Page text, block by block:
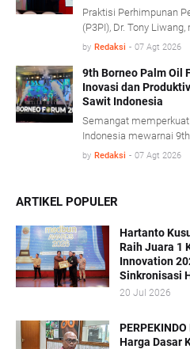
Praktisi Perhimpunan
(P3PI), Dr. Tony
pemanfaatan teknologi
(circular energy).
by Redaksi - 07 Agt 2026
9th Borneo Palm Oil
Inovasi dan
Sawit Indonesia
Semangat
Indonesia mewarnai
yang mengusung tema
Hall Balikpapan, Kamis
by Redaksi - 07 Agt 2026
ARTIKEL POPULER
Hartanto
Raih Juara 1
Innovation
Sinkronisasi
20 Jul 2026
Harga Dasar